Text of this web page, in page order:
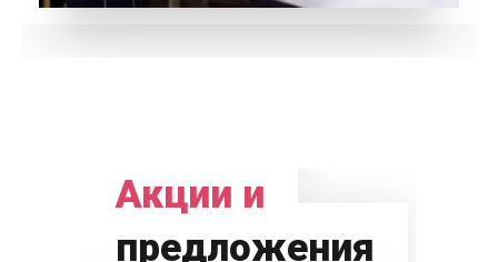
Акции и
предложения